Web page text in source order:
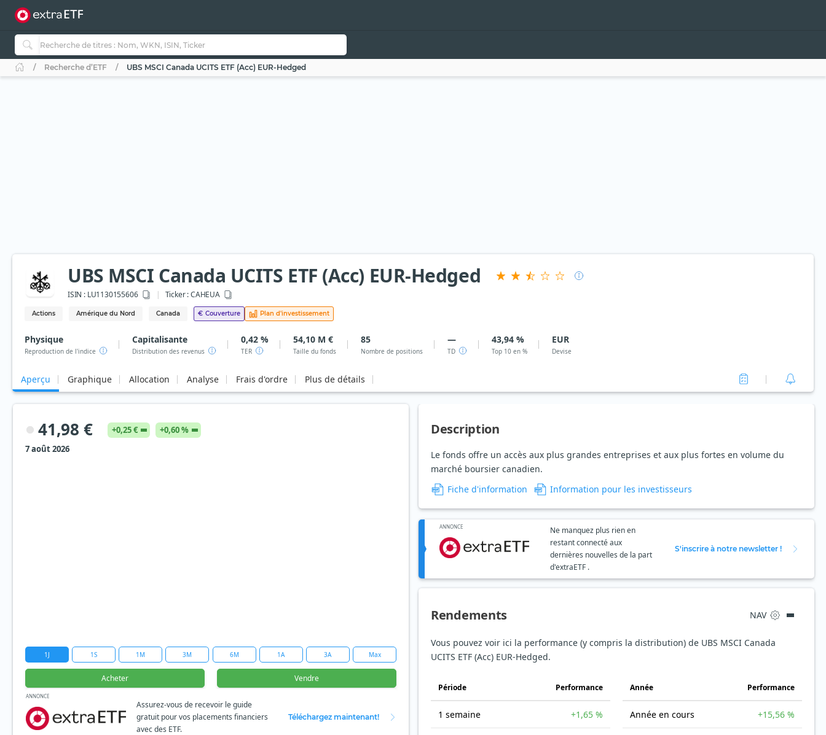
Recherche d’ETF UBS MSCI Canada UCITS ETF (Acc) EUR-Hedged
UBS MSCI Canada UCITS ETF (Acc) EUR-Hedged
ISIN :LU1130155606 Ticker :CAHEUA
Actions Amérique du Nord Canada € Couverture Plan d'investissement
Physique
Reproduction de l'indice
Capitalisante
Distribution des revenus
0,42 %
TER
54,10 M €
Taille du fonds
85
Nombre de positions
—
TD
43,94 %
Top 10 en %
EUR
Devise
Aperçu Graphique Allocation Analyse Frais d'ordre Plus de détails
41,98 € +0,25 €
+0,60 %
7 août 2026
1J 1S 1M 3M 6M 1A 3A Max
Acheter Vendre
ANNONCE
Assurez-vous de recevoir le guide
gratuit pour vos placements financiers
avec des ETF.
Téléchargez maintenant!
Description
Le fonds offre un accès aux plus grandes entreprises et aux plus fortes en volume du
marché boursier canadien.
Fiche d'information
Information pour les investisseurs
ANNONCE
Ne manquez plus rien en
restant connecté aux
dernières nouvelles de la part
d'extraETF .
S'inscrire à notre newsletter !
Rendements NAV
Vous pouvez voir ici la performance (y compris la distribution) de UBS MSCI Canada
UCITS ETF (Acc) EUR-Hedged.
Période Performance
1 semaine +1,65 %
Année Performance
Année en cours +15,56 %